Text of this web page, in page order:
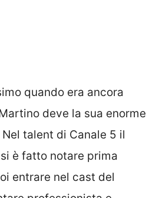
quando era ancora
deve la sua enorme
Nel talent di Canale 5 il
è fatto notare prima
entrare nel cast del